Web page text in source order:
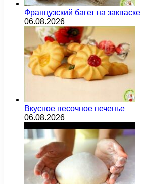
Французский багет на закваске
06.08.2026
Вкусное песочное печенье
06.08.2026